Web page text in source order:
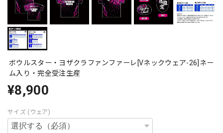
ボウルスター・ヨザクラファンファーレ[Vネックウェア-26]ネー
ム入り・完全受注生産
¥8,900
サイズ (ウェア)